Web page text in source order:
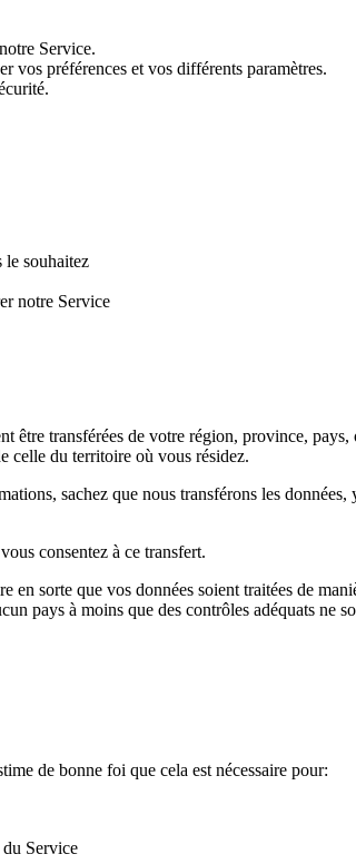
Service.
vos préférences et vos différents paramètres.
le souhaitez
notre Service
transférées de votre région, province,
celle du territoire où vous résidez.
sachez que nous transférons les
consentez à ce transfert.
sorte que vos données soient traitées de
pays à moins que des contrôles adéquats ne
de bonne foi que cela est nécessaire pour:
du Service